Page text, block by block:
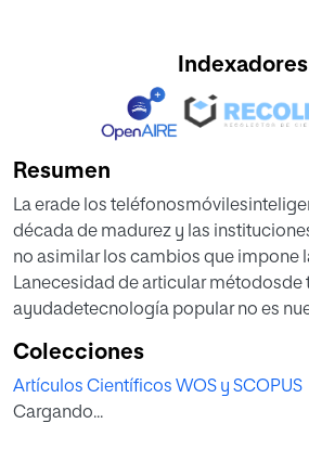
Indexadores
Resumen
La erade los teléfonosmóvilesinteligentes cumpleuna
década de madurez y las instituciones educativas parecen
no asimilar los cambios que impone la sociedad digital.
Lanecesidad de articular métodosde tutorización con
ayudadetecnología popular no es nueva,sino que es un
Interneto las redessociales. En este contexto,el
ciberacosorepresentauna de las principales razones del
desajusteconelcualprofesores ydirigentes lidian
Colecciones
Artículos Científicos WOS y SCOPUS
Cargando...